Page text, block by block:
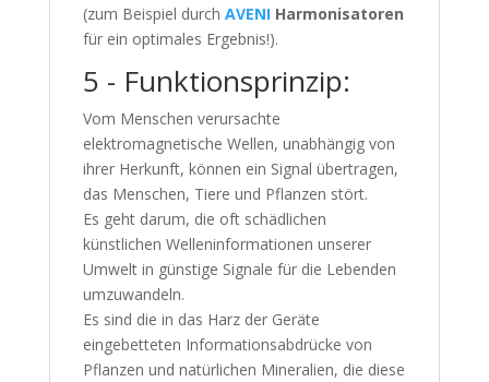
(zum Beispiel durch AVENI Harmonisatoren
für ein optimales Ergebnis!).
5 - Funktionsprinzip:
Vom Menschen verursachte
elektromagnetische Wellen, unabhängig von
ihrer Herkunft, können ein Signal übertragen,
das Menschen, Tiere und Pflanzen stört.
Es geht darum, die oft schädlichen
künstlichen Welleninformationen unserer
Umwelt in günstige Signale für die Lebenden
umzuwandeln.
Es sind die in das Harz der Geräte
eingebetteten Informationsabdrücke von
Pflanzen und natürlichen Mineralien, die diese